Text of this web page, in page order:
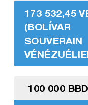
173 532,45
(BOLÍVAR
SOUVERAIN
100 000